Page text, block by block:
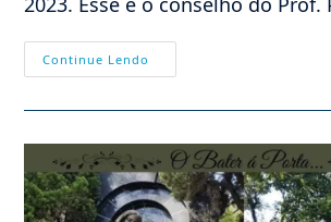
Continue Lendo
E
No
Mês
De
Maio